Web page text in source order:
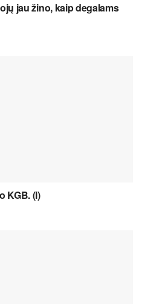
jau žino, kaip degalams
KGB. (I)